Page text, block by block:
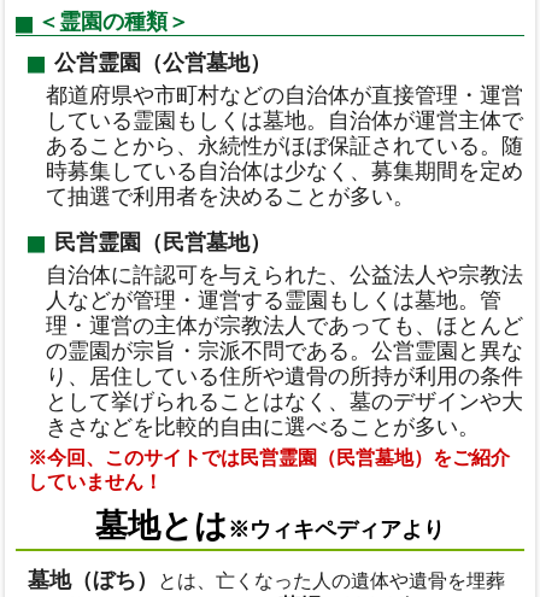
＜霊園の種類＞
公営霊園（公営墓地）
都道府県や市町村などの自治体が直接管理・運営
している霊園もしくは墓地。自治体が運営主体で
あることから、永続性がほぼ保証されている。随
時募集している自治体は少なく、募集期間を定め
て抽選で利用者を決めることが多い。
民営霊園（民営墓地）
自治体に許認可を与えられた、公益法人や宗教法
人などが管理・運営する霊園もしくは墓地。管
理・運営の主体が宗教法人であっても、ほとんど
の霊園が宗旨・宗派不問である。公営霊園と異な
り、居住している住所や遺骨の所持が利用の条件
として挙げられることはなく、墓のデザインや大
きさなどを比較的自由に選べることが多い。
※今回、このサイトでは民営霊園（民営墓地）をご紹介
していません！
墓地とは※ウィキペディアより
墓地（ぼち）
とは、亡くなった人の遺体や遺骨を埋葬